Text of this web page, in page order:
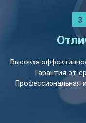
Высокая
Гарантия от
Профессиональная